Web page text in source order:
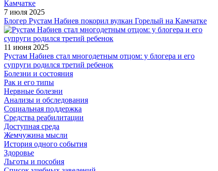
7 июля 2025
Блогер Рустам Набиев покорил вулкан Горелый на Камчатке
11 июня 2025
Рустам Набиев стал многодетным отцом: у блогера и его
супруги родился третий ребенок
Болезни и состояния
Рак и его типы
Нервные болезни
Анализы и обследования
Социальная поддержка
Средства реабилитации
Доступная среда
Жемчужина мысли
История одного события
Здоровье
Льготы и пособия